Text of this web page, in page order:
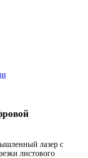
лазер с
листового